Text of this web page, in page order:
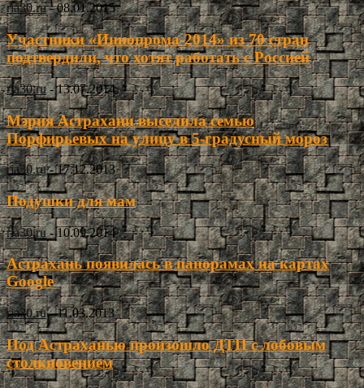
ria30.ru - 08.01.2015
Участники «Иннопрома-2014» из 70 стран
подтвердили, что хотят работать с Россией
ria30.ru - 13.07.2014
Мэрия Астрахани выселила семью
Порфирьевых на улицу в 5-градусный мороз
ria30.ru - 17.12.2013
Подушки для мам
ria30.ru - 10.09.2014
Астрахань появилась в панорамах на картах
Google
ria30.ru - 11.03.2013
Под Астраханью произошло ДТП с лобовым
столкновением